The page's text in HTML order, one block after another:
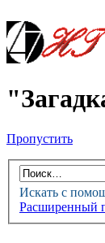
Пропустить
Искать с
Расширенный
НОВАЯ